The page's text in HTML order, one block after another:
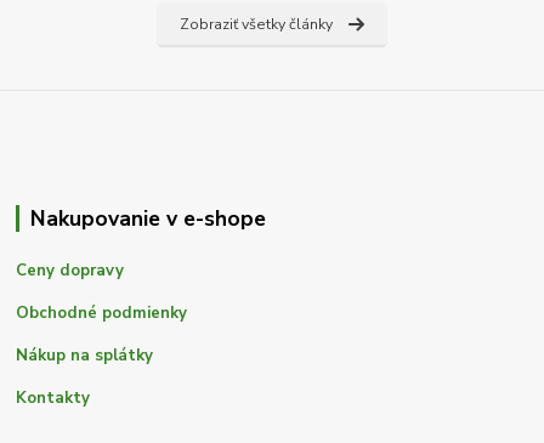
Zobraziť všetky články
Nakupovanie v e-shope
Ceny dopravy
Obchodné podmienky
Nákup na splátky
Kontakty